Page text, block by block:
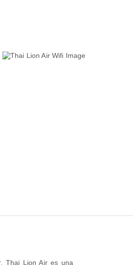
Thai Lion Air es una